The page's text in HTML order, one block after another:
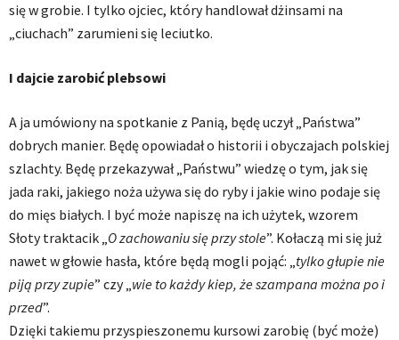
się w grobie. I tylko ojciec, który handlował dżinsami na
„ciuchach” zarumieni się leciutko.
I dajcie zarobić plebsowi
A ja umówiony na spotkanie z Panią, będę uczył „Państwa”
dobrych manier. Będę opowiadał o historii i obyczajach polskiej
szlachty. Będę przekazywał „Państwu” wiedzę o tym, jak się
jada raki, jakiego noża używa się do ryby i jakie wino podaje się
do mięs białych. I być może napiszę na ich użytek, wzorem
Słoty traktacik „O zachowaniu się przy stole”. Kołaczą mi się już
nawet w głowie hasła, które będą mogli pojąć: „tylko głupie nie
piją przy zupie” czy „wie to każdy kiep, że szampana można po i
przed”.
Dzięki takiemu przyspieszonemu kursowi zarobię (być może)